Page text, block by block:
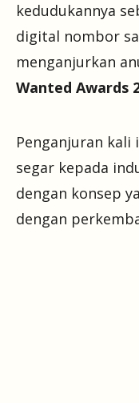
kedudukannya
digital nombor
menganjurkan
Wanted Awards
Penganjuran kali
segar kepada
dengan konsep
dengan